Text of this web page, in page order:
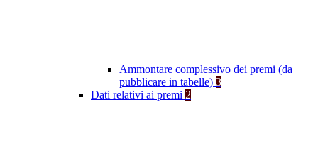
Ammontare complessivo dei premi (da
pubblicare in tabelle) 3
Dati relativi ai premi 2